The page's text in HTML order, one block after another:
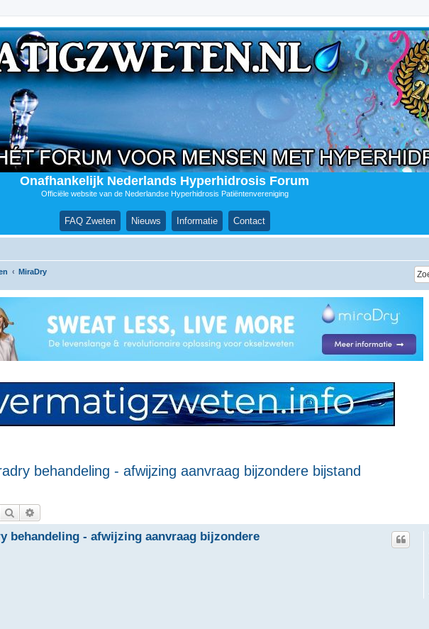
Onafhankelijk Nederlands Hyperhidrosis Forum
Officiële website van de Nederlandse Hyperhidrosis Patiëntenvereniging
FAQ Zweten Nieuws Informatie Contact
MiraDry
behandeling - afwijzing aanvraag bijzondere bijstand
Zoek
behandeling - afwijzing aanvraag bijzondere